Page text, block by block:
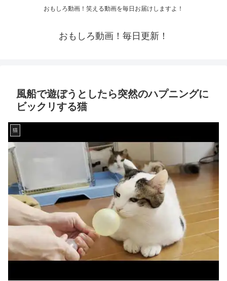
おもしろ動画！笑える動画を毎日お届けしますよ！
おもしろ動画！毎日更新！
風船で遊ぼうとしたら突然のハプニングに
ビックリする猫
猫